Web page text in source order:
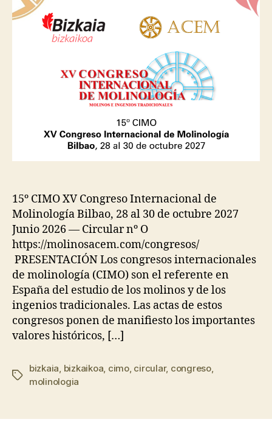
Bilbao
2027
15º CIMO XV Congreso Internacional de
Molinología Bilbao, 28 al 30 de octubre 2027
Junio 2026 — Circular nº O
https://molinosacem.com/congresos/
PRESENTACIÓN Los congresos internacionales
de molinología (CIMO) son el referente en
España del estudio de los molinos y de los
ingenios tradicionales. Las actas de estos
congresos ponen de manifiesto los importantes
valores históricos, […]
Etiquetas
bizkaia, bizkaikoa, cimo, circular, congreso,
molinologia